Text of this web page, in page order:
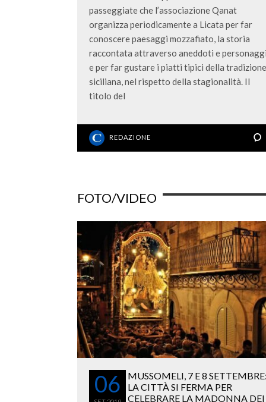
passeggiate che l’associazione Qanat
organizza periodicamente a Licata per far
conoscere paesaggi mozzafiato, la storia
raccontata attraverso aneddoti e
e per far gustare i piatti tipici della tradizione
siciliana, nel rispetto della stagionalità. Il
titolo del
REDAZIONE
FOTO/VIDEO
06
MUSSOMELI, 7 E 8
LA CITTÀ SI FERMA PER
CELEBRARE LA MADONNA DEI